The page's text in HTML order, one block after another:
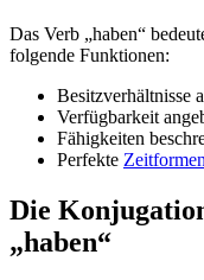
Das Verb „haben“
folgende Funktionen:
Besitzverhältnisse
Verfügbarkeit
Fähigkeiten
Perfekte Zeitformen
Die
„haben“